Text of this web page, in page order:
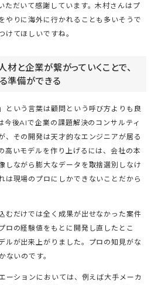
ただいて感謝しています。木村さんはプ
やりに海外に行かれることも多いそうで
けてほしいですね。
と企業が繋がっていくことで、
準備ができる
という言葉は顧問という呼び方よりも良
今後AIで企業の課題解決のコンサルティ
、その開発は天才的なエンジニアが居る
高いモデルを作り上げるには、会社の本
しながら膨大なデータを取捨選別しなけ
は現場のプロにしかできないことだから
むだけでは全く成果が出せなかった案件
ロの経験値をもとに開発し直したとこ
ルが出来上がりました。プロの知見がな
ないのです。
ーションにおいては、例えば大手メーカ